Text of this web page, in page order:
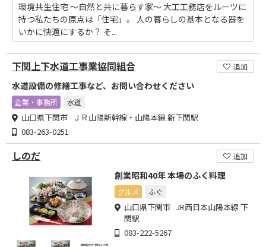
環境共生住宅 ～自然と共に暮らす家～ 大工工務店をルーツに
持つ私たちの原点は「住宅」。 人の暮らしの基本となる器を
いかに快適にするか？ そ...
下関上下水道工事業協同組合 追加
水道設備の修繕工事など、お問い合わせください
企業・事務所 水道
山口県下関市 ＪＲ山陽新幹線・山陽本線 新下関駅
083-263-0251
しのだ 追加
創業昭和40年 本場のふく料理
グルメ ふぐ
山口県下関市 JR西日本山陽本線 下
関駅
083-222-5267